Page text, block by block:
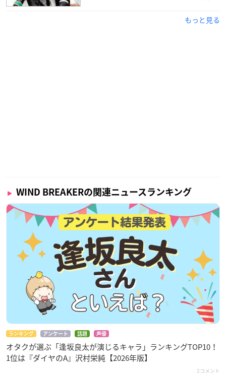
もっと見る
WIND BREAKERの関連ニュースランキング
ランキング アンケート 話題 声優
オタクが選ぶ「逢坂良太が演じるキャラ」ランキングTOP10！
1位は『ダイヤのA』沢村栄純【2026年版】
2コメント